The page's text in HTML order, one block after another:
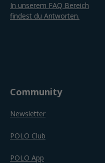
In unserem FAQ Bereich
findest du Antworten.
Community
Newsletter
POLO Club
POLO App